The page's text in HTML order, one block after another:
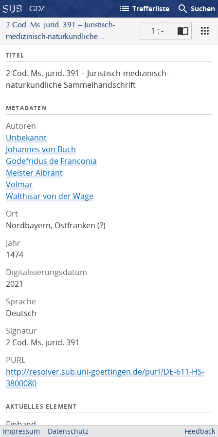
GDZ list Trefferliste search Suchen
2 Cod. Ms. jurid. 391 – Juristisch-
medizinisch-naturkundliche
1 : -
I
f
o
TITEL
2 Cod. Ms. jurid. 391 – Juristisch-medizinisch-
naturkundliche Sammelhandschrift
METADATEN
Autoren
Unbekannt
Johannes von Buch
Godefridus de Franconia
Meister Albrant
Volmar
Walthisar von der Wage
Ort
Nordbayern, Ostfranken (?)
Jahr
1474
Digitalisierungsdatum
2021
Sprache
Deutsch
Signatur
2 Cod. Ms. jurid. 391
PURL
http://resolver.sub.uni-goettingen.de/purl?DE-611-HS-
3800080
AKTUELLES ELEMENT
Einband
Impressum Datenschutz Feedback